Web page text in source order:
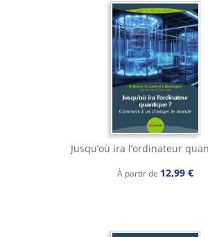
Jusqu’où ira l’ordinateur
À partir de 12,99 €